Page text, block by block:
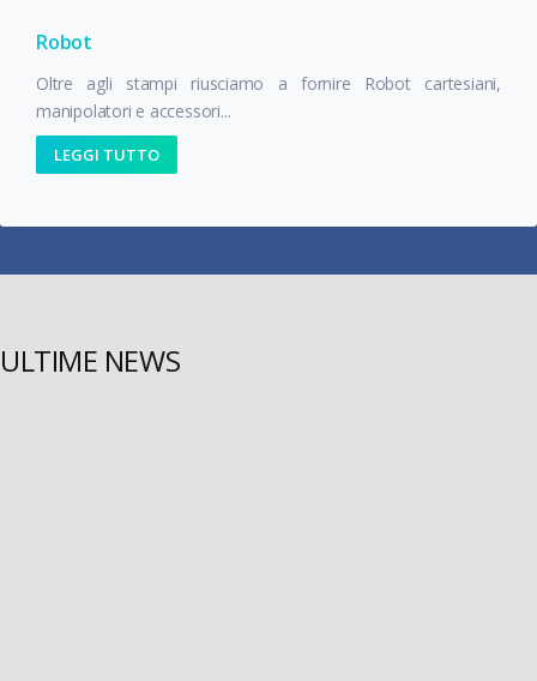
Robot
Oltre agli stampi riusciamo a fornire Robot cartesiani,
manipolatori e accessori...
LEGGI TUTTO
ULTIME NEWS